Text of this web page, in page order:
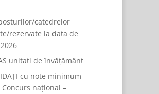
catedrelor
rezervate la data de
unitati de învățământ
cu note minimum
Concurs național –